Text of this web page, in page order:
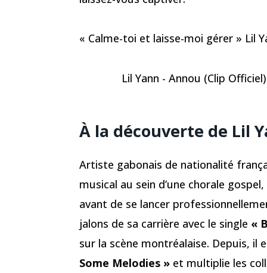
« Calme-toi et laisse-moi gérer » Lil
Lil Yann - Annou (Clip Officiel)
À la découverte de Lil
Artiste gabonais de nationalité
musical au sein d’une chorale
avant de se lancer
jalons de sa carrière avec le single «
sur la scène montréalaise. Depuis, il
Some Melodies » et multiplie les